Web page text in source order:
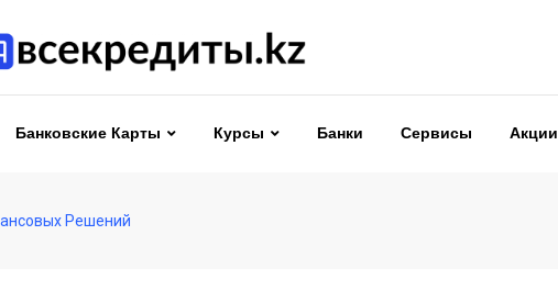
Банковские Карты Курсы Банки Сервисы Акции
Решений